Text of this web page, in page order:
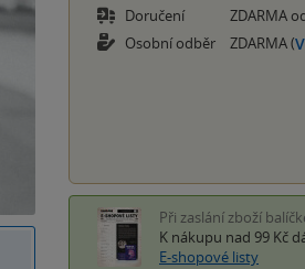
Doručení
ZDARMA
Osobní odběr
ZDARMA (
Při zaslání zboží
K nákupu nad 99 Kč
E-shopové listy